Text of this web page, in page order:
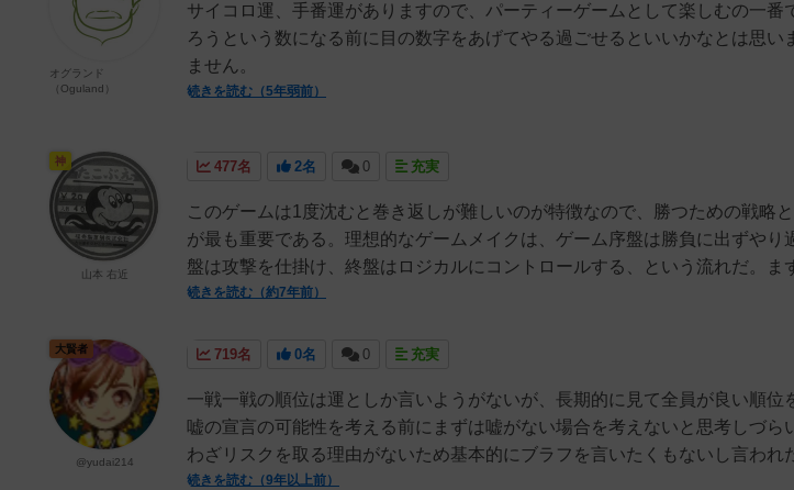
サイコロ運、手番運がありますので、パーティーゲームとして楽しむの一番
ろうという数になる前に目の数字をあげてやる過ごせるといいかなとは思い
ません。
続きを読む（5年弱前）
オグランド
（Oguland）
477名 2名 0 充実
このゲームは1度沈むと巻き返しが難しいのが特徴なので、勝つための戦略
が最も重要である。理想的なゲームメイクは、ゲーム序盤は勝負に出ずやり
盤は攻撃を仕掛け、終盤はロジカルにコントロールする、という流れだ。ま
続きを読む（約7年前）
神
山本 右近
719名 0名 0 充実
一戦一戦の順位は運としか言いようがないが、長期的に見て全員が良い順位
嘘の宣言の可能性を考える前にまずは嘘がない場合を考えないと思考しづら
わざリスクを取る理由がないため基本的にブラフを言いたくもないし言われ
続きを読む（9年以上前）
大賢者
@yudai214